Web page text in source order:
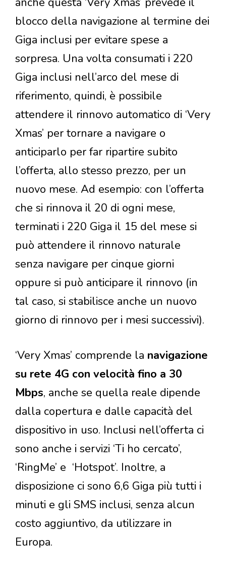
blocco della navigazione al termine dei
Giga inclusi per evitare spese a
sorpresa. Una volta consumati i 220
Giga inclusi nell’arco del mese di
riferimento, quindi, è possibile
attendere il rinnovo automatico di ‘Very
Xmas’ per tornare a navigare o
anticiparlo per far ripartire subito
l’offerta, allo stesso prezzo, per un
nuovo mese. Ad esempio: con l’offerta
che si rinnova il 20 di ogni mese,
terminati i 220 Giga il 15 del mese si
può attendere il rinnovo naturale
senza navigare per cinque giorni
oppure si può anticipare il rinnovo (in
tal caso, si stabilisce anche un nuovo
giorno di rinnovo per i mesi successivi).
‘Very Xmas’ comprende la navigazione
su rete 4G con velocità fino a 30
Mbps, anche se quella reale dipende
dalla copertura e dalle capacità del
dispositivo in uso. Inclusi nell’offerta ci
sono anche i servizi ‘Ti ho cercato’,
‘RingMe’ e ‘Hotspot’. Inoltre, a
disposizione ci sono 6,6 Giga più tutti i
minuti e gli SMS inclusi, senza alcun
costo aggiuntivo, da utilizzare in
Europa.